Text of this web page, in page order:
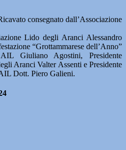
consegnato dall’Associazione
Lido degli Aranci Alessandro
“Grottammarese dell’Anno”
Giuliano Agostini, Presidente
Aranci Valter Assenti e Presidente
Dott. Piero Galieni.